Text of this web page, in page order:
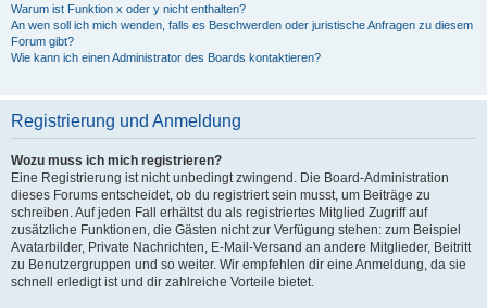
Warum ist Funktion x oder y nicht enthalten?
An wen soll ich mich wenden, falls es Beschwerden oder juristische Anfragen zu diesem
Forum gibt?
Wie kann ich einen Administrator des Boards kontaktieren?
Registrierung und Anmeldung
Wozu muss ich mich registrieren?
Eine Registrierung ist nicht unbedingt zwingend. Die Board-Administration
dieses Forums entscheidet, ob du registriert sein musst, um Beiträge zu
schreiben. Auf jeden Fall erhältst du als registriertes Mitglied Zugriff auf
zusätzliche Funktionen, die Gästen nicht zur Verfügung stehen: zum Beispiel
Avatarbilder, Private Nachrichten, E-Mail-Versand an andere Mitglieder, Beitritt
zu Benutzergruppen und so weiter. Wir empfehlen dir eine Anmeldung, da sie
schnell erledigt ist und dir zahlreiche Vorteile bietet.